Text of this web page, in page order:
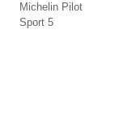
Michelin Pilot
Sport 5